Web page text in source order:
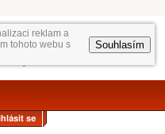
reklam a
tohoto webu s
Souhlasím
se